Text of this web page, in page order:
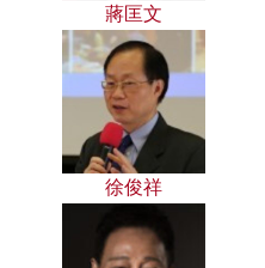
蔣匡文
徐俊祥